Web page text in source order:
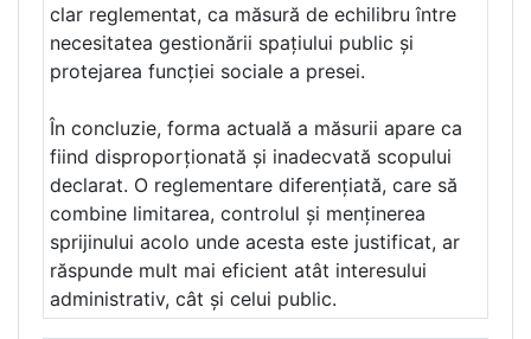
clar reglementat, ca măsură de echilibru între
necesitatea gestionării spațiului public și
protejarea funcției sociale a presei.
În concluzie, forma actuală a măsurii apare ca
fiind disproporționată și inadecvată scopului
declarat. O reglementare diferențiată, care să
combine limitarea, controlul și menținerea
sprijinului acolo unde acesta este justificat, ar
răspunde mult mai eficient atât interesului
administrativ, cât și celui public.